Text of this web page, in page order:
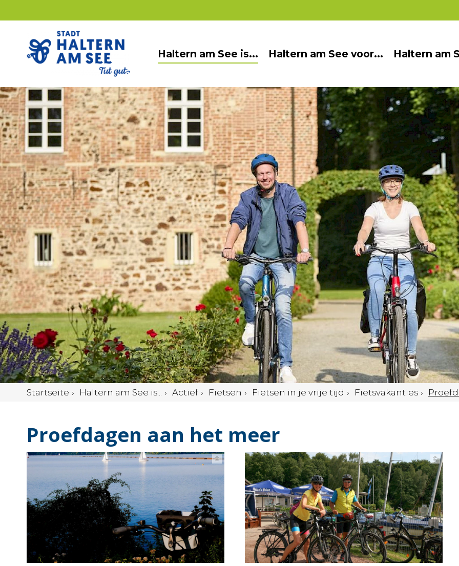
Haltern am See is... Haltern am See voor... Haltern am
Startseite Haltern am See is... Actief Fietsen Fietsen in je vrije tijd Fietsvakanties
Proefdagen aan het meer
© ©